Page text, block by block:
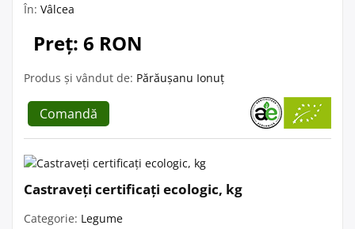
În: Vâlcea
Preț: 6 RON
Produs și vândut de: Părăușanu Ionuț
Comandă
Castraveți certificați ecologic, kg
Categorie: Legume